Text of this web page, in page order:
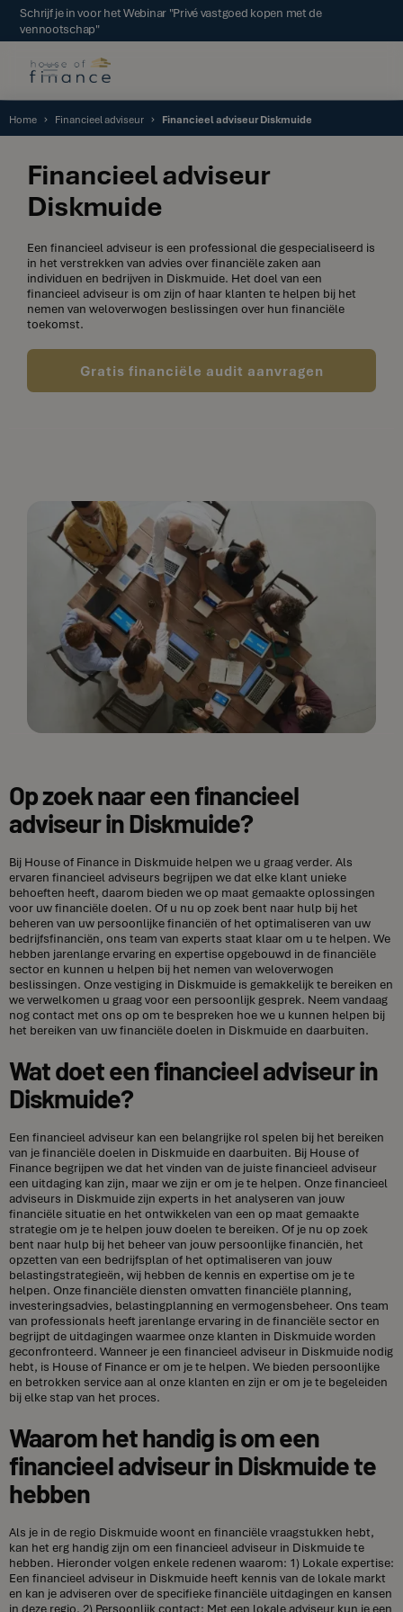
Schrijf je in voor het Webinar "Privé vastgoed kopen met de
vennootschap"
Home Financieel adviseur Financieel adviseur Diskmuide
Financieel adviseur
Diskmuide
Een financieel adviseur is een professional die gespecialiseerd is
in het verstrekken van advies over financiële zaken aan
individuen en bedrijven in Diskmuide. Het doel van een
financieel adviseur is om zijn of haar klanten te helpen bij het
nemen van weloverwogen beslissingen over hun financiële
toekomst.
Gratis financiële audit aanvragen
Op zoek naar een financieel
adviseur in Diskmuide?
Bij House of Finance in Diskmuide helpen we u graag verder. Als
ervaren financieel adviseurs begrijpen we dat elke klant unieke
behoeften heeft, daarom bieden we op maat gemaakte oplossingen
voor uw financiële doelen. Of u nu op zoek bent naar hulp bij het
beheren van uw persoonlijke financiën of het optimaliseren van uw
bedrijfsfinanciën, ons team van experts staat klaar om u te helpen. We
hebben jarenlange ervaring en expertise opgebouwd in de financiële
sector en kunnen u helpen bij het nemen van weloverwogen
beslissingen. Onze vestiging in Diskmuide is gemakkelijk te bereiken en
we verwelkomen u graag voor een persoonlijk gesprek. Neem vandaag
nog contact met ons op om te bespreken hoe we u kunnen helpen bij
het bereiken van uw financiële doelen in Diskmuide en daarbuiten.
Wat doet een financieel adviseur in
Diskmuide?
Een financieel adviseur kan een belangrijke rol spelen bij het bereiken
van je financiële doelen in Diskmuide en daarbuiten. Bij House of
Finance begrijpen we dat het vinden van de juiste financieel adviseur
een uitdaging kan zijn, maar we zijn er om je te helpen. Onze financieel
adviseurs in Diskmuide zijn experts in het analyseren van jouw
financiële situatie en het ontwikkelen van een op maat gemaakte
strategie om je te helpen jouw doelen te bereiken. Of je nu op zoek
bent naar hulp bij het beheer van jouw persoonlijke financiën, het
opzetten van een bedrijfsplan of het optimaliseren van jouw
belastingstrategieën, wij hebben de kennis en expertise om je te
helpen. Onze financiële diensten omvatten financiële planning,
investeringsadvies, belastingplanning en vermogensbeheer. Ons team
van professionals heeft jarenlange ervaring in de financiële sector en
begrijpt de uitdagingen waarmee onze klanten in Diskmuide worden
geconfronteerd. Wanneer je een financieel adviseur in Diskmuide nodig
hebt, is House of Finance er om je te helpen. We bieden persoonlijke
en betrokken service aan al onze klanten en zijn er om je te begeleiden
bij elke stap van het proces.
Waarom het handig is om een
financieel adviseur in Diskmuide te
hebben
Als je in de regio Diskmuide woont en financiële vraagstukken hebt,
kan het erg handig zijn om een financieel adviseur in Diskmuide te
hebben. Hieronder volgen enkele redenen waarom: 1) Lokale expertise:
Een financieel adviseur in Diskmuide heeft kennis van de lokale markt
en kan je adviseren over de specifieke financiële uitdagingen en kansen
in deze regio. 2) Persoonlijk contact: Met een lokale adviseur kun je een